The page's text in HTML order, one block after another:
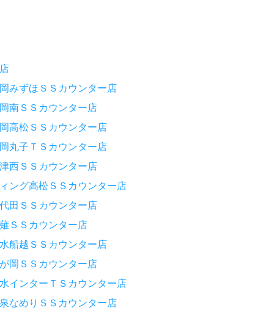
みずほＳＳカウンター店
南ＳＳカウンター店
高松ＳＳカウンター店
丸子ＴＳカウンター店
西ＳＳカウンター店
ング高松ＳＳカウンター店
田ＳＳカウンター店
ＳＳカウンター店
船越ＳＳカウンター店
岡ＳＳカウンター店
インターＴＳカウンター店
なめりＳＳカウンター店